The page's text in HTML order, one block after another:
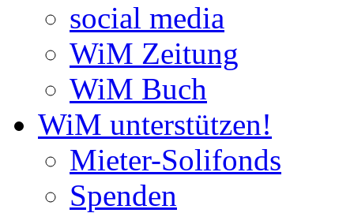
social media
WiM Zeitung
WiM Buch
WiM unterstützen!
Mieter-Solifonds
Spenden